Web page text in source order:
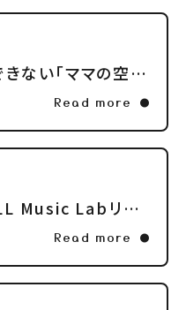
仕事の返信もLINEもできない「ママの空白の時間」は言い訳じゃない。罪悪感を捨てて自分を肯定するための処方箋
Read more
2026年度Woody BeLL Music Labリトミッククラスのご案内
Read more